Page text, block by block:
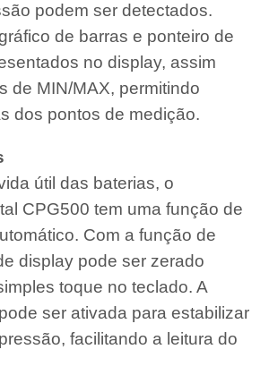
podem ser detectados.
de barras e ponteiro de
no display, assim
de MIN/MAX, permitindo
dos pontos de medição.
útil das baterias, o
CPG500 tem uma função de
Com a função de
display pode ser zerado
toque no teclado. A
ser ativada para estabilizar
facilitando a leitura do